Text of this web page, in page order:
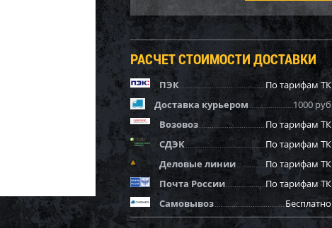
РАСЧЕТ СТОИМОСТИ ДОСТАВКИ
ПЭК
По тарифам ТК
Доставка курьером
1000 руб
Возовоз
По тарифам ТК
СДЭК
По тарифам ТК
Деловые линии
По тарифам ТК
Почта России
По тарифам ТК
Самовывоз
Бесплатно